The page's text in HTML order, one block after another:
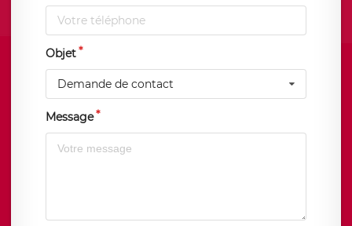
Objet
Demande de contact
Message